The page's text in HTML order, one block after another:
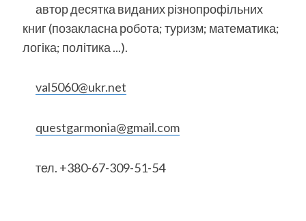
автор десятка виданих різнопрофільних
книг (позакласна робота; туризм; математика;
логіка; політика ...).
val5060@ukr.net
questgarmonia@gmail.com
тел. +380-67-309-51-54